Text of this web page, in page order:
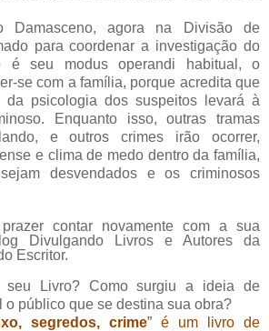
Damasceno, agora na Divisão de
para coordenar a investigação do
é seu modus operandi habitual, o
se com a família, porque acredita que
da psicologia dos suspeitos levará à
Enquanto isso, outras tramas
e outros crimes irão ocorrer,
e clima de medo dentro da família,
desvendados e os criminosos
contar novamente com a sua
Divulgando Livros e Autores da
Escritor.
Livro? Como surgiu a ideia de
o público que se destina sua obra?
segredos, crime” é um livro de